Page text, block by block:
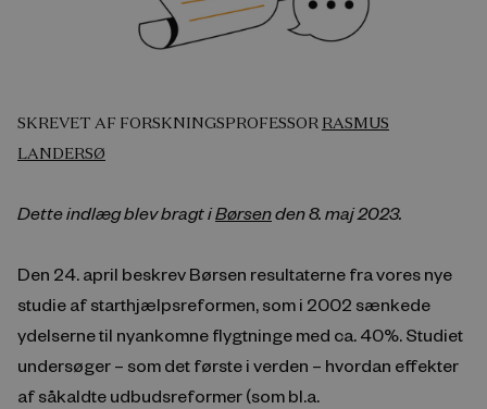
SKREVET AF FORSKNINGSPROFESSOR RASMUS
LANDERSØ
Dette indlæg blev bragt iBørsenden 8. maj 2023.
Den 24. april beskrev Børsen resultaterne fra vores nye
studie af starthjælpsreformen, som i 2002 sænkede
ydelserne til nyankomne flygtninge med ca. 40%. Studiet
undersøger – som det første i verden – hvordan effekter
af såkaldte udbudsreformer (som bl.a.